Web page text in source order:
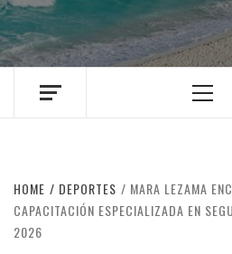
Menu
HOME DEPORTES
MARA LEZAMA
CAPACITACIÓN ESPECIALIZADA EN
2026